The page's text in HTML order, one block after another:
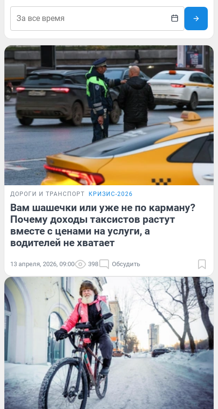
ДОРОГИ И ТРАНСПОРТ КРИЗИС-2026
Вам шашечки или уже не по карману?
Почему доходы таксистов растут
вместе с ценами на услуги, а
водителей не хватает
13 апреля, 2026, 09:00 398 Обсудить